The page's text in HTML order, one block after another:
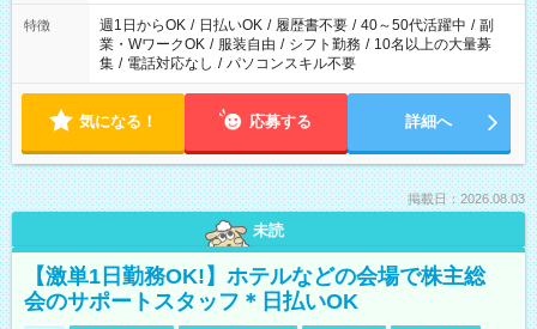
特徴 週1日からOK / 日払いOK / 履歴書不要 / 40～50代活躍中 / 副
業・WワークOK / 服装自由 / シフト勤務 / 10名以上の大量募
集 / 電話対応なし / パソコンスキル不要
気になる！ 応募する 詳細へ
掲載日：2026.08.03
未読
【激単1日勤務OK!】ホテルなどの会場で株主総
会のサポートスタッフ＊日払いOK